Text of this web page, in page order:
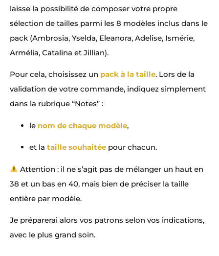
laisse la possibilité de composer votre propre
sélection de tailles parmi les 8 modèles inclus dans le
pack (Ambrosia, Yselda, Eleanora, Adelise, Ismérie,
Armélia, Catalina et Jillian).
Pour cela, choisissez un pack à la taille. Lors de la
validation de votre commande, indiquez simplement
dans la rubrique “Notes” :
le nom de chaque modèle,
et la taille souhaitée pour chacun.
Attention : il ne s’agit pas de mélanger un haut en
38 et un bas en 40, mais bien de préciser la taille
entière par modèle.
Je préparerai alors vos patrons selon vos indications,
avec le plus grand soin.